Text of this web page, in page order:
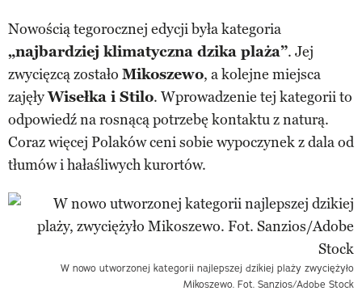
Nowością tegorocznej edycji była kategoria
„najbardziej klimatyczna dzika plaża”. Jej
zwycięzcą zostało Mikoszewo, a kolejne miejsca
zajęłyWisełka i Stilo. Wprowadzenie tej kategorii to
odpowiedź na rosnącą potrzebę kontaktu z naturą.
Coraz więcej Polaków ceni sobie wypoczynek z dala od
tłumów i hałaśliwych kurortów.
W nowo utworzonej kategorii najlepszej dzikiej plaży zwyciężyło
Mikoszewo. Fot. Sanzios/Adobe Stock